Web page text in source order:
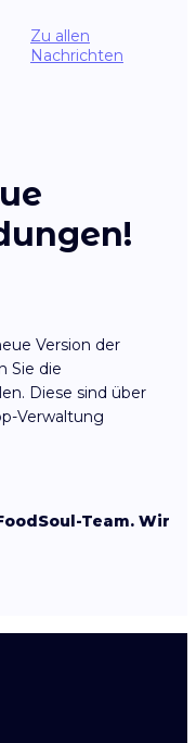
Zu allen
Nachrichten
Version der
Sie die
Diese sind über
Verwaltung
Team. Wir